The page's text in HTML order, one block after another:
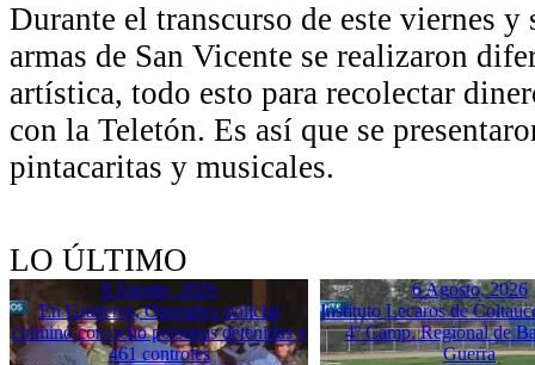
Durante el transcurso de este viernes y
armas de San Vicente se realizaron
artística, todo esto para recolectar
con la Teletón. Es así que se
pintacaritas y musicales.
LO ÚLTIMO
8 Agosto, 2026
En Graneros, Operativo policial
culminó con ocho personas detenidas y
461 controles
6 Agosto, 2026
Instituto Lecaros de
4º Camp. Regional de
Guerra